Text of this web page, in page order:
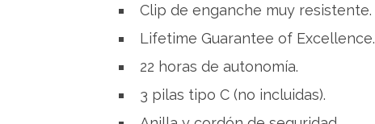
Clip de enganche muy resistente.
Lifetime Guarantee of Excellence.
22 horas de autonomía.
3 pilas tipo C (no incluidas).